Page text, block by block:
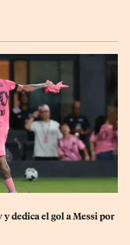
dedica el gol a Messi por